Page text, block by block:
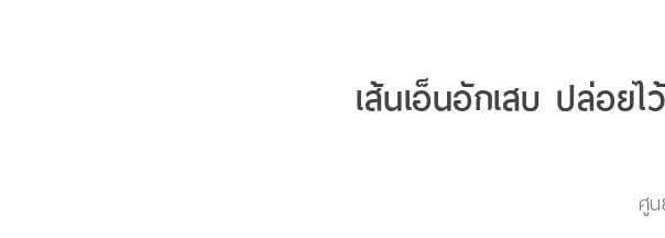
เส้นเอ็นอักเสบ ปล่อย
ศู